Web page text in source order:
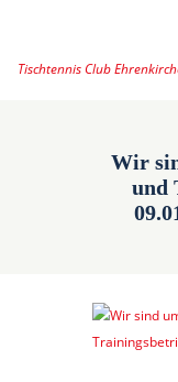
Tischtennis Club
Wir
und